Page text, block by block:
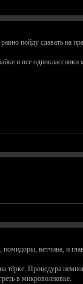
пойду сдавать на
и все
ветчина, и
Процедура
в микроволновке.